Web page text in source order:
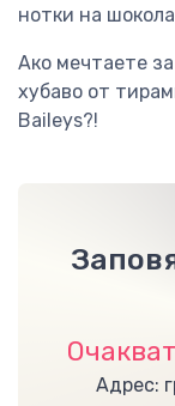
нотки на
Ако мечтаете
хубаво от
Baileys?!
Адрес: